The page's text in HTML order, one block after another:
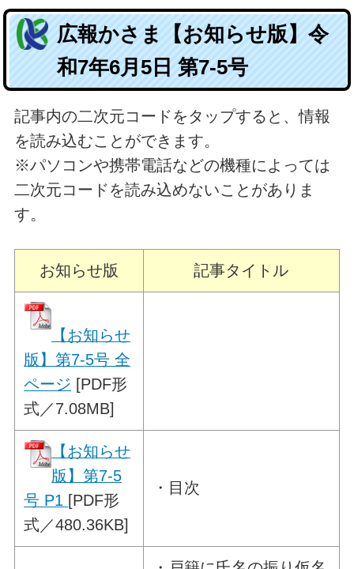
広報かさま【お知らせ版】令
和7年6月5日 第7-5号
記事内の二次元コードをタップすると、情報
を読み込むことができます。
※パソコンや携帯電話などの機種によっては
二次元コードを読み込めないことがありま
す。
お知らせ版 記事タイトル
【お知らせ
版】第7-5号 全
ページ [PDF形
式／7.08MB]
【お知らせ
版】第7-5
号 P1 [PDF形
式／480.36KB]
・目次